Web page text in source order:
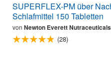
SUPERFLEX-PM über
Schlafmittel 150 Tabletten
von Newton Everett Nutraceuticals
(28)